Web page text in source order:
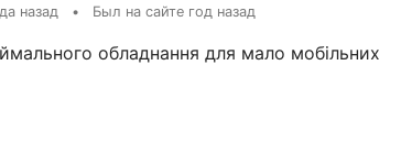
назад • Был на сайте год назад
обладнання для мало мобільних